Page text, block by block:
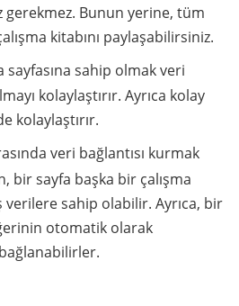
gerekmez. Bunun yerine, tüm
kitabını paylaşabilirsiniz.
sayfasına sahip olmak veri
kolaylaştırır. Ayrıca kolay
kolaylaştırır.
veri bağlantısı kurmak
bir sayfa başka bir çalışma
sahip olabilir. Ayrıca, bir
otomatik olarak